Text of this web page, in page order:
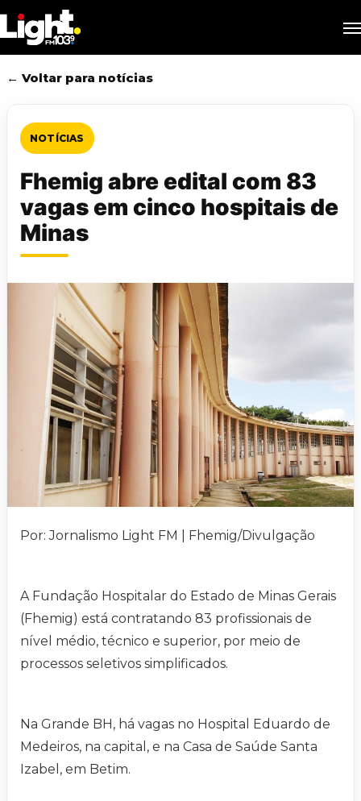
to
main
content
← Voltar para notícias
NOTÍCIAS
Fhemig abre edital com 83
vagas em cinco hospitais de
Minas
Por: Jornalismo Light FM | Fhemig/Divulgação
A Fundação Hospitalar do Estado de Minas Gerais
(Fhemig) está contratando 83 profissionais de
nível médio, técnico e superior, por meio de
processos seletivos simplificados.
Na Grande BH, há vagas no Hospital Eduardo de
Medeiros, na capital, e na Casa de Saúde Santa
Izabel, em Betim.